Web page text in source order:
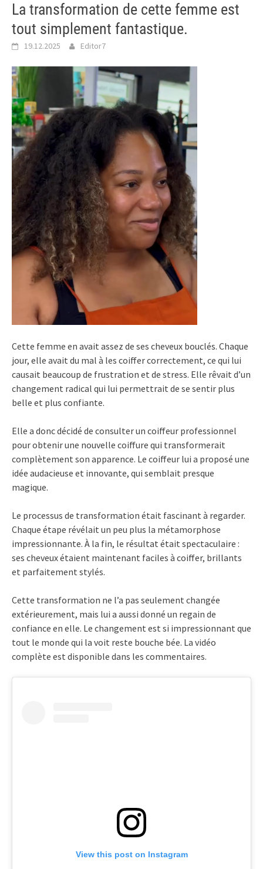
La transformation de cette femme est
tout simplement fantastique.
19.12.2025 Editor7
Cette femme en avait assez de ses cheveux bouclés. Chaque
jour, elle avait du mal à les coiffer correctement, ce qui lui
causait beaucoup de frustration et de stress. Elle rêvait d’un
changement radical qui lui permettrait de se sentir plus
belle et plus confiante.
Elle a donc décidé de consulter un coiffeur professionnel
pour obtenir une nouvelle coiffure qui transformerait
complètement son apparence. Le coiffeur lui a proposé une
idée audacieuse et innovante, qui semblait presque
magique.
Le processus de transformation était fascinant à regarder.
Chaque étape révélait un peu plus la métamorphose
impressionnante. À la fin, le résultat était spectaculaire :
ses cheveux étaient maintenant faciles à coiffer, brillants
et parfaitement stylés.
Cette transformation ne l’a pas seulement changée
extérieurement, mais lui a aussi donné un regain de
confiance en elle. Le changement est si impressionnant que
tout le monde qui la voit reste bouche bée. La vidéo
complète est disponible dans les commentaires.
View this post on Instagram